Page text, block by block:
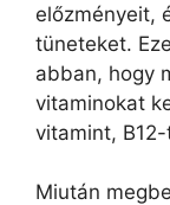
előzményeit,
tüneteket.
abban, hogy
vitaminokat
vitamint,
Miután